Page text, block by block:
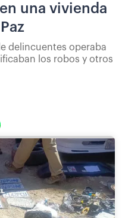
una vivienda
delincuentes operaba
los robos y otros